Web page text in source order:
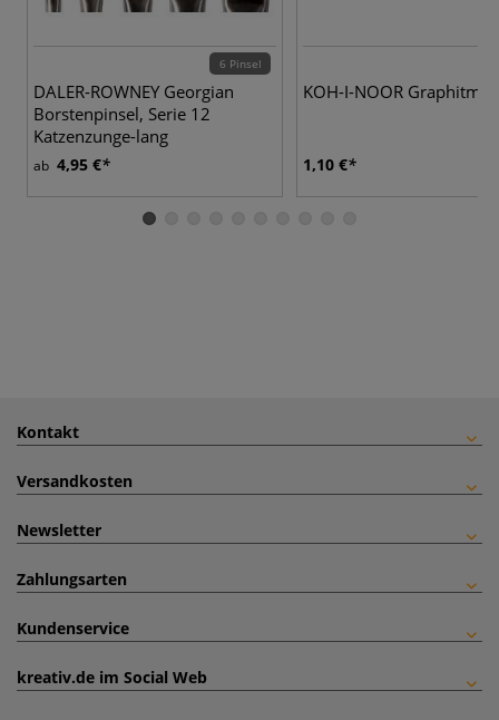
6 Pinsel
DALER-ROWNEY Georgian
Borstenpinsel, Serie 12
Katzenzunge-lang
ab 4,95 €
KOH-I-NOOR
1,10 €
Kontakt
Versandkosten
Newsletter
Zahlungsarten
Kundenservice
kreativ.de im Social Web